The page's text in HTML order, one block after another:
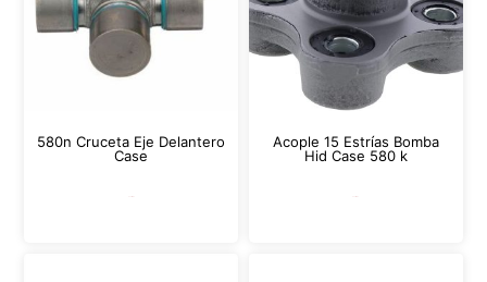
580n Cruceta Eje Delantero
Case
Acople 15 Estrías Bomba
Hid Case 580 k